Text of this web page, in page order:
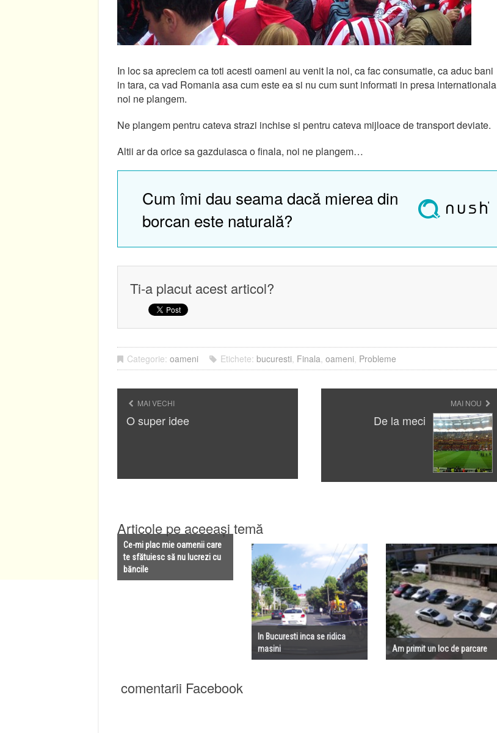
In loc sa apreciem ca toti acesti oameni au venit la noi, ca fac consumatie, ca aduc bani
in tara, ca vad Romania asa cum este ea si nu cum sunt informati in presa internationala
noi ne plangem.
Ne plangem pentru cateva strazi inchise si pentru cateva mijloace de transport deviate.
Altii ar da orice sa gazduiasca o finala, noi ne plangem…
Cum îmi dau seama dacă mierea din
borcan este naturală?
Ti-a placut acest articol?
Categorie: oameni Etichete: bucuresti, Finala, oameni, Probleme
MAI VECHI
O super idee
MAI NOU
De la meci
Articole pe aceeași temă
Ce-mi plac mie oamenii care
te sfătuiesc să nu lucrezi cu
băncile
In Bucuresti inca se ridica
masini
Am primit un loc de parcare
comentarii Facebook